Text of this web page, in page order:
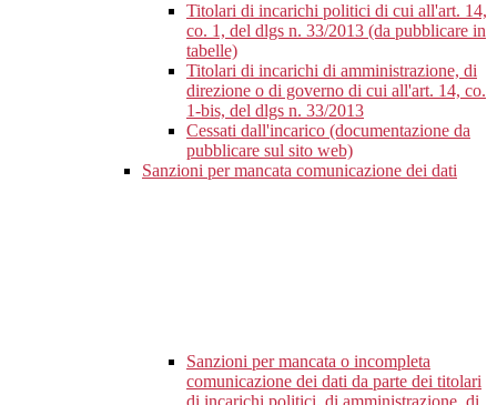
Titolari di incarichi politici di cui all'art. 14,
co. 1, del dlgs n. 33/2013 (da pubblicare in
tabelle)
Titolari di incarichi di amministrazione, di
direzione o di governo di cui all'art. 14, co.
1-bis, del dlgs n. 33/2013
Cessati dall'incarico (documentazione da
pubblicare sul sito web)
Sanzioni per mancata comunicazione dei dati
Sanzioni per mancata o incompleta
comunicazione dei dati da parte dei titolari